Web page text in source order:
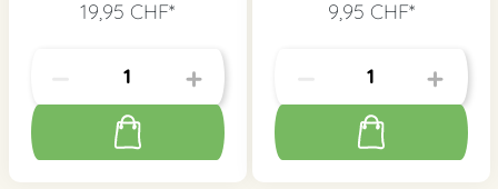
19,95 CHF*
9,95 CHF*